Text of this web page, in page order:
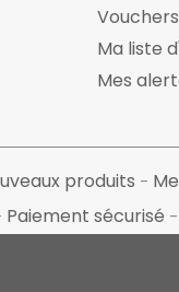
Vouchers
Ma liste
Mes
produits
Paiement sécurisé